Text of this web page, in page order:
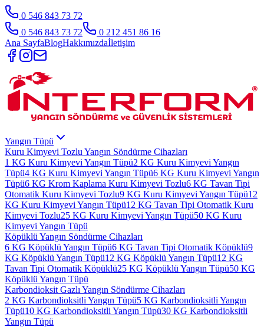
0 546 843 73 72
0 546 843 73 72
0 212 451 86 16
Ana SayfaBlogHakkımızdaİletişim
Yangın Tüpü
Kuru Kimyevi Tozlu Yangın Söndürme Cihazları
1 KG Kuru Kimyevi Yangın Tüpü2 KG Kuru Kimyevi Yangın
Tüpü4 KG Kuru Kimyevi Yangın Tüpü6 KG Kuru Kimyevi Yangın
Tüpü6 KG Krom Kaplama Kuru Kimyevi Tozlu6 KG Tavan Tipi
Otomatik Kuru Kimyevi Tozlu9 KG Kuru Kimyevi Yangın Tüpü12
KG Kuru Kimyevi Yangın Tüpü12 KG Tavan Tipi Otomatik Kuru
Kimyevi Tozlu25 KG Kuru Kimyevi Yangın Tüpü50 KG Kuru
Kimyevi Yangın Tüpü
Köpüklü Yangın Söndürme Cihazları
6 KG Köpüklü Yangın Tüpü6 KG Tavan Tipi Otomatik Köpüklü9
KG Köpüklü Yangın Tüpü12 KG Köpüklü Yangın Tüpü12 KG
Tavan Tipi Otomatik Köpüklü25 KG Köpüklü Yangın Tüpü50 KG
Köpüklü Yangın Tüpü
Karbondioksit Gazlı Yangın Söndürme Cihazları
2 KG Karbondioksitli Yangın Tüpü5 KG Karbondioksitli Yangın
Tüpü10 KG Karbondioksitli Yangın Tüpü30 KG Karbondioksitli
Yangın Tüpü